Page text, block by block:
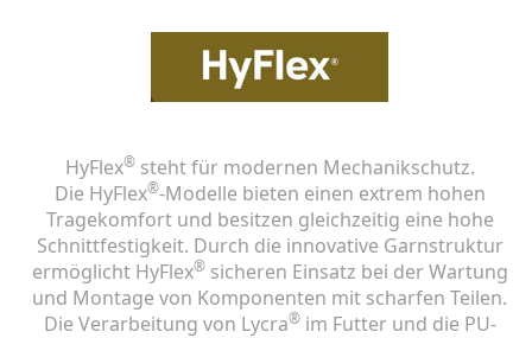
HyFlex®steht für modernen Mechanikschutz.
Die HyFlex®-Modelle bieten einen extrem hohen
Tragekomfort und besitzen gleichzeitig eine hohe
Schnittfestigkeit. Durch die innovative Garnstruktur
ermöglicht HyFlex®sicheren Einsatz bei der Wartung
und Montage von Komponenten mit scharfen Teilen.
Die Verarbeitung von Lycra®im Futter und die PU-